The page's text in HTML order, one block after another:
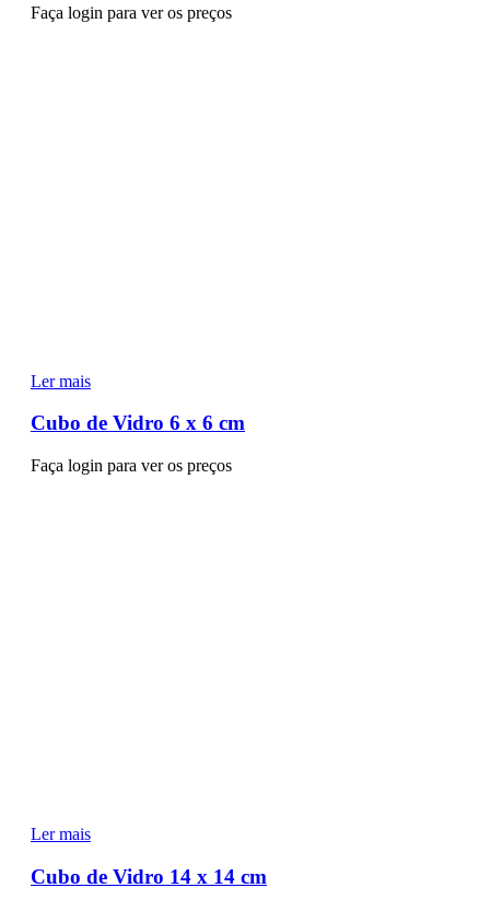
Faça login para ver os preços
Ler mais
Cubo de Vidro 6 x 6 cm
Faça login para ver os preços
Ler mais
Cubo de Vidro 14 x 14 cm